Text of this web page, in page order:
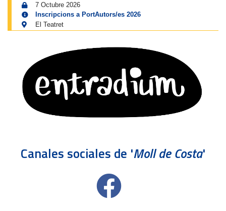
7 Octubre 2026
Inscripcions a PortAutors/es 2026
El Teatret
Canales sociales de 'Moll de Costa'